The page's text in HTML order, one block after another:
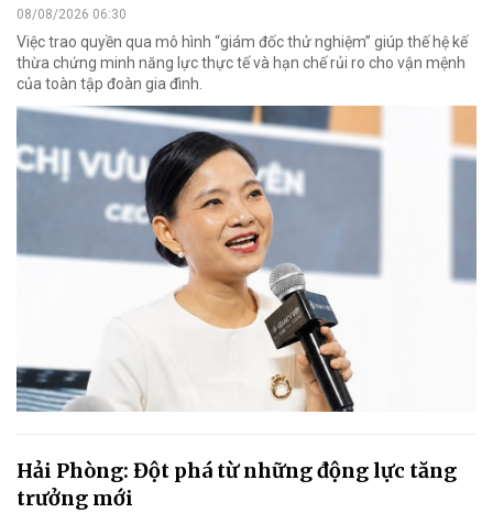
08/08/2026 06:30
Việc trao quyền qua mô hình “giám đốc thử nghiệm” giúp thế hệ kế
thừa chứng minh năng lực thực tế và hạn chế rủi ro cho vận mệnh
của toàn tập đoàn gia đình.
Hải Phòng: Đột phá từ những động lực tăng
trưởng mới